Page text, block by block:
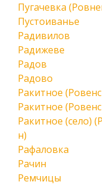
Пугачевка
Пустоиванье
Радивилов
Радижеве
Радов
Радово
Ракитное
Ракитное
Ракитное (село)
н)
Рафаловка
Рачин
Ремчицы